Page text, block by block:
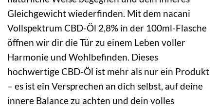
Gleichgewicht wiederfinden. Mit dem nacani
Vollspektrum CBD-Öl 2,8% in der 100ml-Flasche
öffnen wir dir die Tür zu einem Leben voller
Harmonie und Wohlbefinden. Dieses
hochwertige CBD-Öl ist mehr als nur ein Produkt
– es ist ein Versprechen an dich selbst, auf deine
innere Balance zu achten und dein volles